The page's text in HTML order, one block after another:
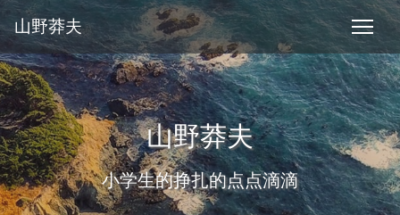
山野莽夫
山野莽夫
小学生的挣扎的点点滴滴